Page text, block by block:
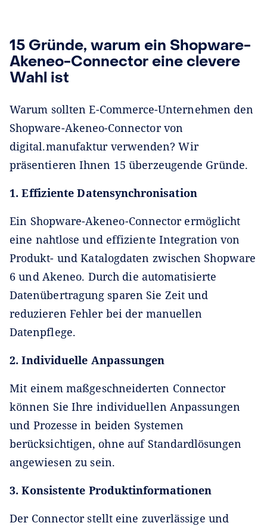
15 Gründe, warum ein Shopware-
Akeneo-Connector eine clevere
Wahl ist
Warum sollten E-Commerce-Unternehmen den
Shopware-Akeneo-Connector von
digital.manufaktur verwenden? Wir
präsentieren Ihnen 15 überzeugende Gründe.
1. Effiziente Datensynchronisation
Ein Shopware-Akeneo-Connector ermöglicht
eine nahtlose und effiziente Integration von
Produkt- und Katalogdaten zwischen Shopware
6 und Akeneo. Durch die automatisierte
Datenübertragung sparen Sie Zeit und
reduzieren Fehler bei der manuellen
Datenpflege.
2. Individuelle Anpassungen
Mit einem maßgeschneiderten Connector
können Sie Ihre individuellen Anpassungen
und Prozesse in beiden Systemen
berücksichtigen, ohne auf Standardlösungen
angewiesen zu sein.
3. Konsistente Produktinformationen
Der Connector stellt eine zuverlässige und